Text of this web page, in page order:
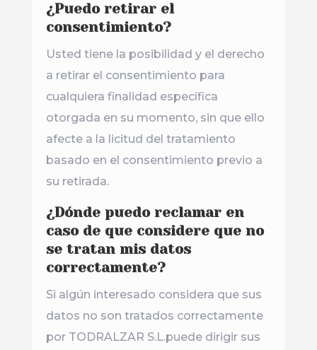
¿Puedo retirar el
consentimiento?
Usted tiene la posibilidad y el derecho
a retirar el consentimiento para
cualquiera finalidad específica
otorgada en su momento, sin que ello
afecte a la licitud del tratamiento
basado en el consentimiento previo a
su retirada.
¿Dónde puedo reclamar en
caso de que considere que no
se tratan mis datos
correctamente?
Si algún interesado considera que sus
datos no son tratados correctamente
por TODRALZAR S.L.puede dirigir sus